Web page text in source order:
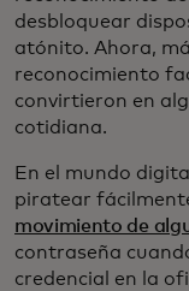
desbloquear
atónito. Ahora,
reconocimiento
convirtieron en
cotidiana.
En el mundo
piratear
movimiento de
contraseña
credencial en la